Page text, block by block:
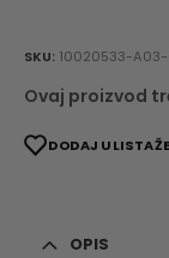
SKU: 10020533-A03-
Ovaj proizvod
DODAJ U LISTA
OPIS